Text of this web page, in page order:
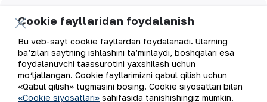
Elektron pochta manzili
Yangilanishlarga obuna bo'ling
Cookie fayllaridan foydalanish
Bu veb-sayt cookie fayllardan foydalanadi. Ularning
ba’zilari saytning ishlashini ta’minlaydi, boshqalari esa
foydalanuvchi taassurotini yaxshilash uchun
mo‘ljallangan. Cookie fayllarimizni qabul qilish uchun
«Qabul qilish» tugmasini bosing. Cookie siyosatlari bilan
«Cookie siyosatlari» sahifasida tanishishingiz mumkin.